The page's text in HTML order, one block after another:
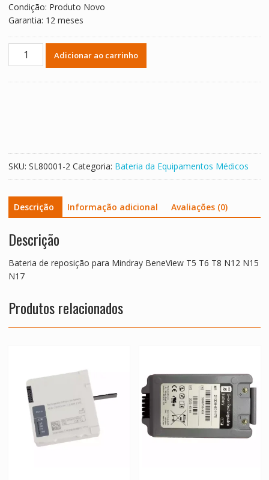
Condição: Produto Novo
Garantia: 12 meses
Bateria
T8
N12
N15
N17
quantidade
Adicionar ao carrinho
SKU: SL80001-2 Categoria: Bateria da Equipamentos Médicos
Descrição Informação adicional Avaliações (0)
Descrição
Bateria de reposição para Mindray BeneView T5 T6 T8 N12 N15
N17
Produtos relacionados